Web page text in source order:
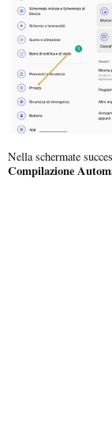
Nella schermate
Compilazione